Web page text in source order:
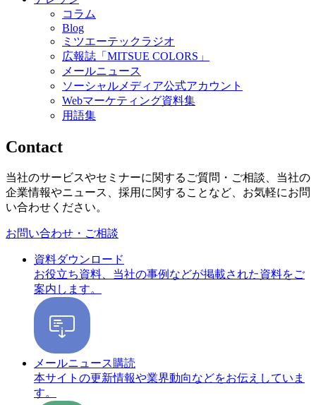
コラム
Blog
ミツエーテックラジオ
広報誌「MITSUE COLORS」
メールニュース
ソーシャルメディア公式アカウント
Webマーケティング資料集
用語集
Contact
当社のサービスやセミナーに関するご質問・ご相談、当社の
企業情報やニュース、採用に関することなど、お気軽にお問
い合わせください。
お問い合わせ・ご相談
資料ダウンロード
お役立ち資料、当社の事例などが掲載された資料をご
案内します。
メールニュース購読
本サイトの更新情報や業界動向などをお伝えしていま
す。